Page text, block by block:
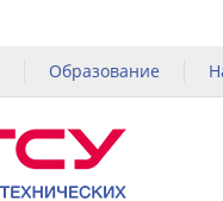
Образование